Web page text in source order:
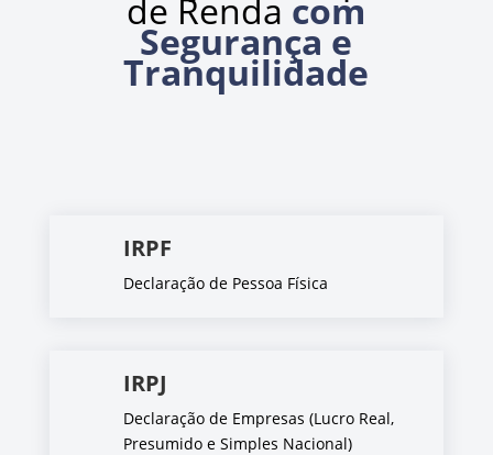
de Renda com
Segurança e
Tranquilidade
IRPF
Declaração de Pessoa Física
IRPJ
Declaração de Empresas (Lucro Real,
Presumido e Simples Nacional)